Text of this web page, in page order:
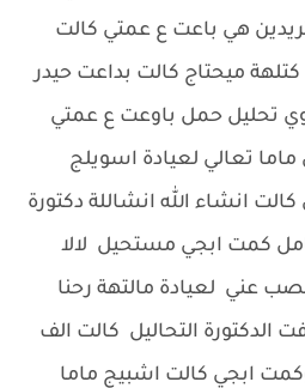
هي باعت ع عمتي كالت
ميحتاج كالت بداعت حيدر
تحليل حمل باوعت ع عمتي
تعالي لعيادة اسويلج
انشاء الله انشاللة دكتورة
كمت ابجي مستحيل لالا
عني لعيادة مالتهة رحنا
التحاليل كالت الف
ابجي كالت اشبيج ماما